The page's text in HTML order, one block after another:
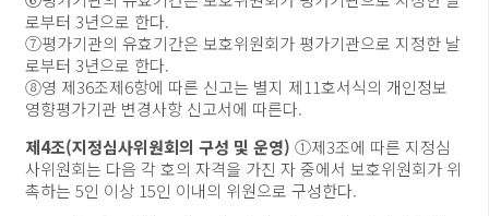
로부터 3년으로 한다.
⑦평가기관의 유효기간은 보호위원회가 평가기관으로 지정한 날
로부터 3년으로 한다.
⑧영 제36조제6항에 따른 신고는 별지 제11호서식의 개인정보
영향평가기관 변경사항 신고서에 따른다.
제4조(지정심사위원회의 구성 및 운영) ①제3조에 따른 지정심
사위원회는 다음 각 호의 자격을 가진 자 중에서 보호위원회가 위
촉하는 5인 이상 15인 이내의 위원으로 구성한다.